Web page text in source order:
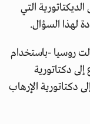
التي
لهذا السؤال.
روسيا -باستخدام
دكتاتورية
ثم بعد غزو أوكرانيا في عام 2022، إلى دكتاتورية الإرهاب